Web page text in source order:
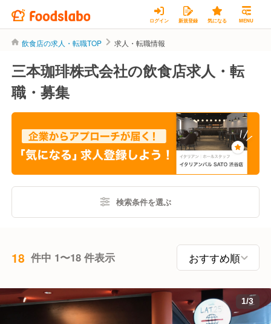
ログイン 新規登録 気になる MENU
飲食店の求人・転職TOP 求人・転職情報
三本珈琲株式会社の飲食店求人・転
職・募集
検索条件を選ぶ
18 件中 1〜18 件表示
1/3